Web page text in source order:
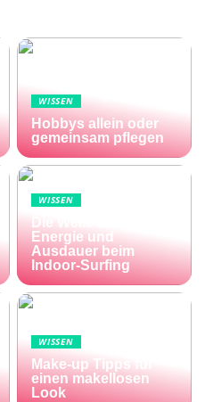
WISSEN
Hobbys allein oder
gemeinsam pflegen
WISSEN
Die Welle zu Hause:
Energie und
Ausdauer beim
Indoor-Surfing
WISSEN
Make-up Tipps für
einen makellosen
Look